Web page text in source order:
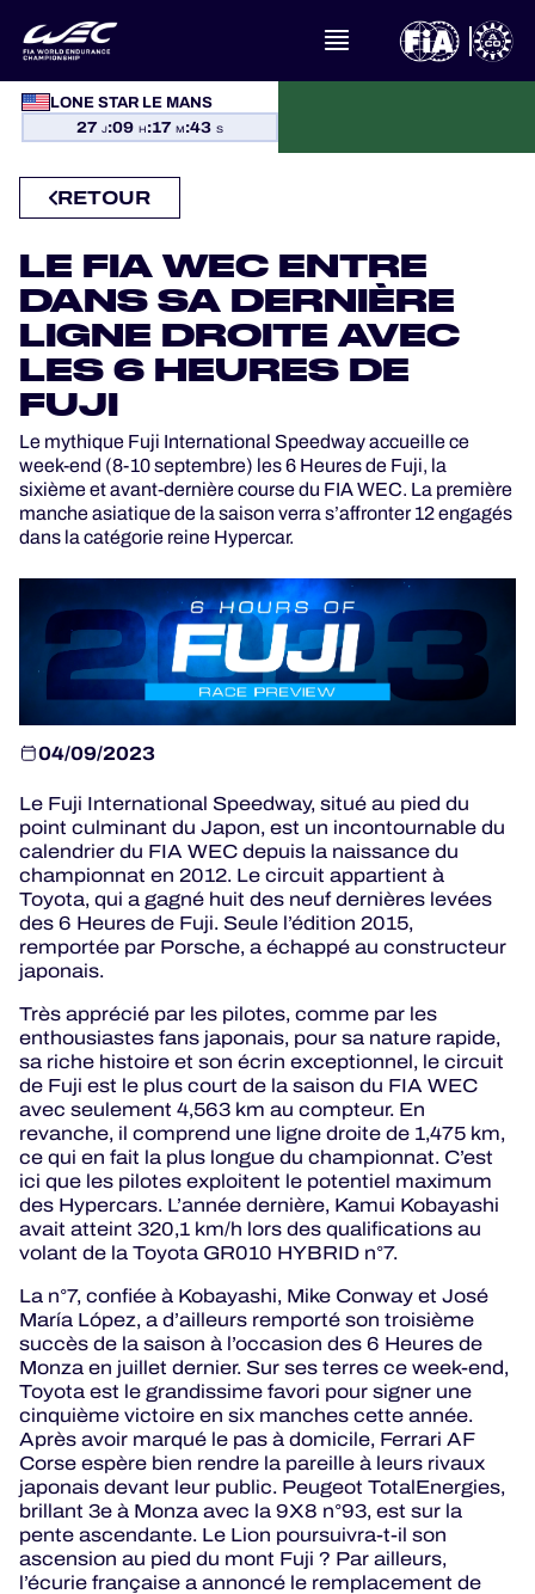
LONE STAR LE MANS
27 J:09 H:17 M:43 S
À PROPOS DU FIA WEC
CALENDRIER
CLASSEMENTS
RÉSULTATS
LA GRILLE
OÙ REGARDER
PROGRAMMES OFFICIELS
JEU OFFICIEL
HOSPITALITÉS
BILLETTERIE
24H LEMANS
ELMS
MLMC
ALMS
RETOUR
LE FIA WEC ENTRE
DANS SA DERNIÈRE
LIGNE DROITE AVEC
LES 6 HEURES DE
FUJI
Le mythique Fuji International Speedway accueille ce
week-end (8-10 septembre) les 6 Heures de Fuji, la
sixième et avant-dernière course du FIA WEC. La première
manche asiatique de la saison verra s’affronter 12 engagés
dans la catégorie reine Hypercar.
04/09/2023
Le Fuji International Speedway, situé au pied du
point culminant du Japon, est un incontournable du
calendrier du FIA WEC depuis la naissance du
championnat en 2012. Le circuit appartient à
Toyota, qui a gagné huit des neuf dernières levées
des 6 Heures de Fuji. Seule l’édition 2015,
remportée par Porsche, a échappé au constructeur
japonais.
Très apprécié par les pilotes, comme par les
enthousiastes fans japonais, pour sa nature rapide,
sa riche histoire et son écrin exceptionnel, le circuit
de Fuji est le plus court de la saison du FIA WEC
avec seulement 4,563 km au compteur. En
revanche, il comprend une ligne droite de 1,475 km,
ce qui en fait la plus longue du championnat. C’est
ici que les pilotes exploitent le potentiel maximum
des Hypercars. L’année dernière, Kamui Kobayashi
avait atteint 320,1 km/h lors des qualifications au
volant de la Toyota GR010 HYBRID n°7.
La n°7, confiée à Kobayashi, Mike Conway et José
María López, a d’ailleurs remporté son troisième
succès de la saison à l’occasion des 6 Heures de
Monza en juillet dernier. Sur ses terres ce week-end,
Toyota est le grandissime favori pour signer une
cinquième victoire en six manches cette année.
Après avoir marqué le pas à domicile, Ferrari AF
Corse espère bien rendre la pareille à leurs rivaux
japonais devant leur public. Peugeot TotalEnergies,
brillant 3e à Monza avec la 9X8 n°93, est sur la
pente ascendante. Le Lion poursuivra-t-il son
ascension au pied du mont Fuji ? Par ailleurs,
l’écurie française a annoncé le remplacement de